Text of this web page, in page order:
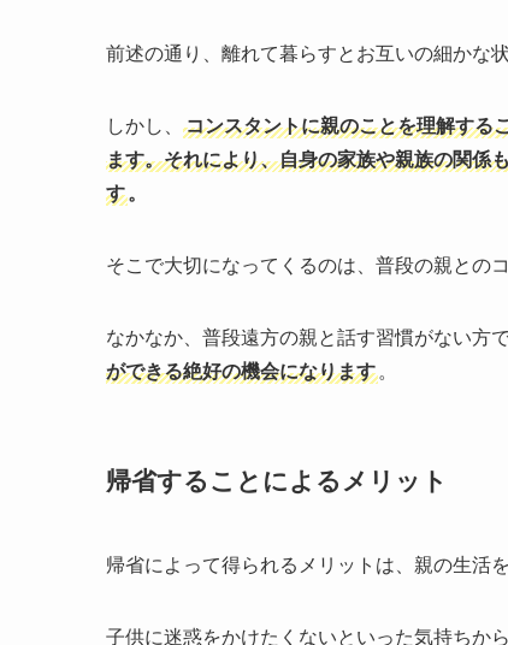
前述の通り、離れて暮らすとお互いの細かな
しかし、
コンスタントに親のことを理解する
ます。それにより、自身の家族や親族の関係
す。
そこで大切になってくるのは、普段の親との
なかなか、普段遠方の親と話す習慣がない方で
ができる絶好の機会になります 。
帰省することによるメリット
帰省によって得られるメリットは、親の生活
子供に迷惑をかけたくないといった気持ちか